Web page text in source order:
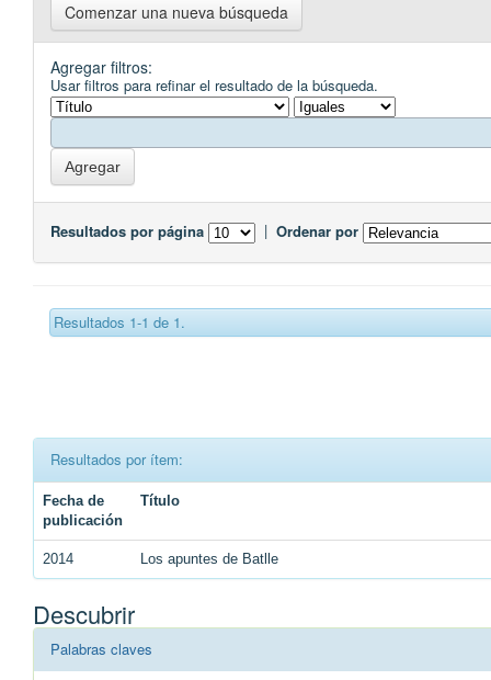
Comenzar una nueva búsqueda
Agregar filtros:
Usar filtros para refinar el resultado de la búsqueda.
Resultados por página | Ordenar por
Resultados 1-1 de 1.
Resultados por ítem:
Fecha de
publicación
Título
2014 Los apuntes de Batlle
Descubrir
Palabras claves